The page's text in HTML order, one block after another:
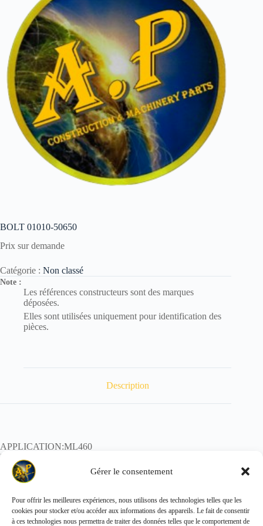
Gérer le consentement
Pour offrir les meilleures expériences, nous utilisons des technologies telles que les
cookies pour stocker et/ou accéder aux informations des appareils. Le fait de consentir
à ces technologies nous permettra de traiter des données telles que le comportement de
BOLT 01010-50650
Prix sur demande
Catégorie : Non classé
Note :
Les références constructeurs sont des marques
déposées.
Elles sont utilisées uniquement pour identification des
pièces.
Description
APPLICATION:ML460
REF:
POIDS:
Copyright © 2026 - ALL PARTS FRANCE SAS